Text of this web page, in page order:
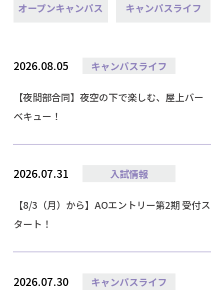
オープンキャンパス キャンパスライフ
2026.08.05 キャンパスライフ
【夜間部合同】夜空の下で楽しむ、屋上バー
ベキュー！
2026.07.31 入試情報
【8/3（月）から】AOエントリー第2期 受付ス
タート！
2026.07.30 キャンパスライフ